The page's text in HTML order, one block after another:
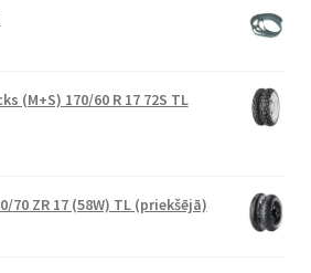
(M+S) 170/60 R 17 72S TL
70 ZR 17 (58W) TL (priekšējā)